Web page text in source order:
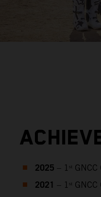
2025 – 1ˢᵗ
2021 – 1ˢᵗ